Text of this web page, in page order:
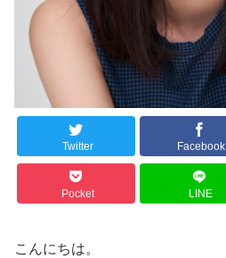
Twitter Facebook
Pocket LINE
こんにちは。